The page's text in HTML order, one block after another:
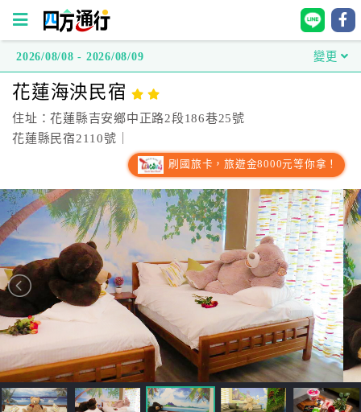
方
通
行
訂
房
接
跟
飯
2026/08/08 - 2026/08/09 變更
花蓮海泱民宿
住址：花蓮縣吉安鄉中正路2段186巷25號
花蓮縣民宿2110號｜
刷國旅卡，旅遊金8000元等你拿！